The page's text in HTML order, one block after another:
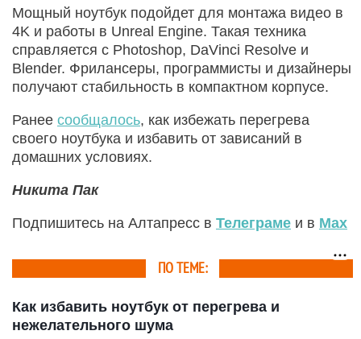
Мощный ноутбук подойдет для монтажа видео в
4K и работы в Unreal Engine. Такая техника
справляется с Photoshop, DaVinci Resolve и
Blender. Фрилансеры, программисты и дизайнеры
получают стабильность в компактном корпусе.
Ранее сообщалось, как избежать перегрева
своего ноутбука и избавить от зависаний в
домашних условиях.
Никита Пак
Подпишитесь на Алтапресс в Телеграме и в Max
ПО ТЕМЕ:
Как избавить ноутбук от перегрева и
нежелательного шума